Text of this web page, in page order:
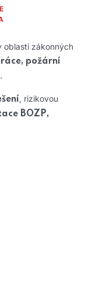
oblasti zákonných
požární
.
, rizikovou
BOZP,